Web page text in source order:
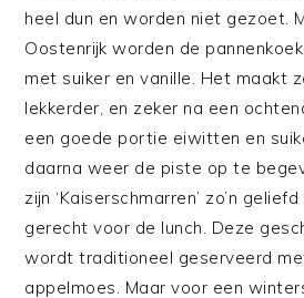
heel dun en worden niet gezoet.
Oostenrijk worden de
met suiker en vanille. Het maakt
lekkerder, en zeker na een
een goede portie eiwitten en
daarna weer de piste op te
zijn ‘Kaiserschmarren’ zo’n
gerecht voor de lunch. Deze
wordt traditioneel geserveerd
appelmoes. Maar voor een